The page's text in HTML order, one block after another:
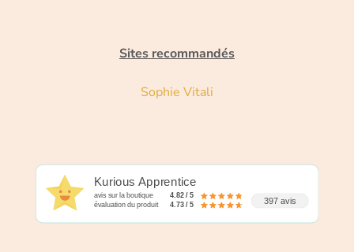
Sites recommandés
Sophie Vitali
Kurious Apprentice
avis sur la boutique 4.82 / 5
évaluation du produit 4.73 / 5 397 avis